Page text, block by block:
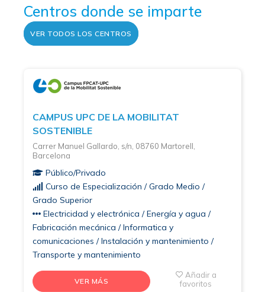
Centros donde se imparte
VER TODOS LOS CENTROS
CAMPUS UPC DE LA MOBILITAT
SOSTENIBLE
Carrer Manuel Gallardo, s/n, 08760 Martorell,
Barcelona
Público/Privado
Curso de Especialización / Grado Medio /
Grado Superior
Electricidad y electrónica / Energía y agua /
Fabricación mecánica / Informatica y
comunicaciones / Instalación y mantenimiento /
Transporte y mantenimiento
VER MÁS
Añadir a
favoritos